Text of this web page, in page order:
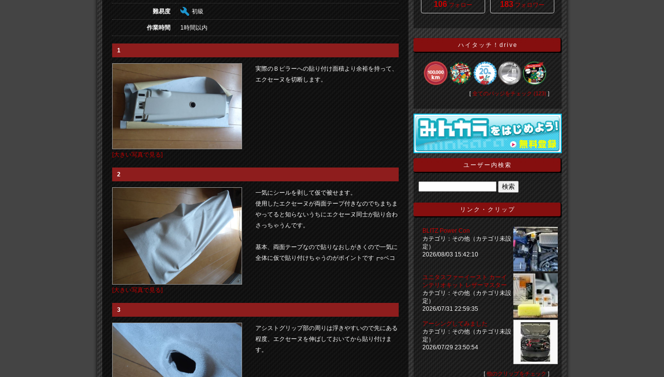
難易度 初級
作業時間 1時間以内
1
[大きい写真で見る]
実際のＢピラーへの貼り付け面積より余裕を持って、
エクセーヌを切断します。
2
[大きい写真で見る]
一気にシールを剥して仮で被せます。
使用したエクセーヌが両面テープ付きなのでちまちま
やってると知らないうちにエクセーヌ同士が貼り合わ
さっちゃうんです。
基本、両面テープなので貼りなおしがきくので一気に
全体に仮で貼り付けちゃうのがポイントです┏○ペコ
3
アシストグリップ部の周りは浮きやすいので先にある
程度、エクセーヌを伸ばしておいてから貼り付けま
す。
106 フォロー 183 フォロワー
ハイタッチ！drive
[ 全てのバッジをチェック (123) ]
ユーザー内検索
リンク・クリップ
BLITZ Power Con
カテゴリ：その他（カテゴリ未設
定）
2026/08/03 15:42:10
ユニタスファーイースト カーイ
ンテリオキット レザーマスター
カテゴリ：その他（カテゴリ未設
定）
2026/07/31 22:59:35
アーシングしてみました
カテゴリ：その他（カテゴリ未設
定）
2026/07/29 23:50:54
[ 他のクリップをチェック ]